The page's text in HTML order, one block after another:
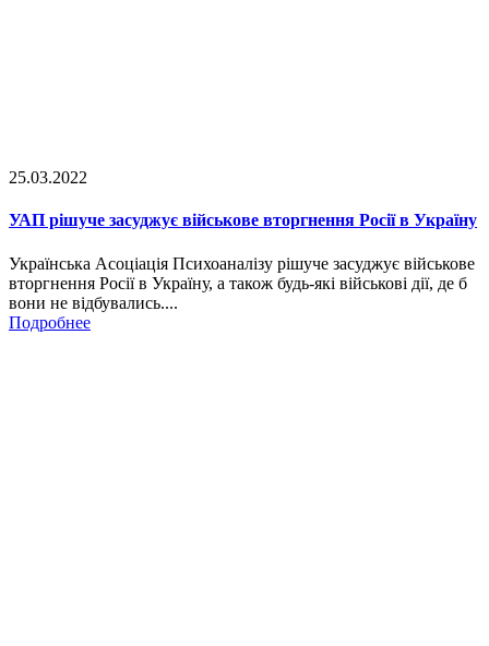
25.03.2022
УАП рішуче засуджує військове вторгнення Росії в Україну
Українська Асоціація Психоаналізу рішуче засуджує військове
вторгнення Росії в Україну, а також будь-які військові дії, де б
вони не відбувались....
Подробнее